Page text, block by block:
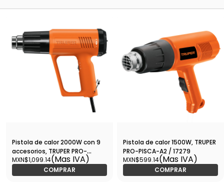
Pistola de calor 2000W con 9
accesorios, TRUPER PRO-
PISCA-A / 16432
MXN$1,099.14(Mas IVA)
COMPRAR
Pistola de calor 1500W, TRUPER
PRO-PISCA-A2 / 17279
MXN$599.14(Mas IVA)
COMPRAR